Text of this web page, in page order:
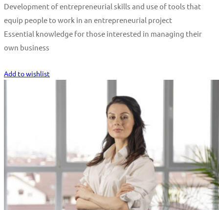
Development of entrepreneurial skills and use of tools that
equip people to work in an entrepreneurial project
Essential knowledge for those interested in managing their
own business
Add to wishlist